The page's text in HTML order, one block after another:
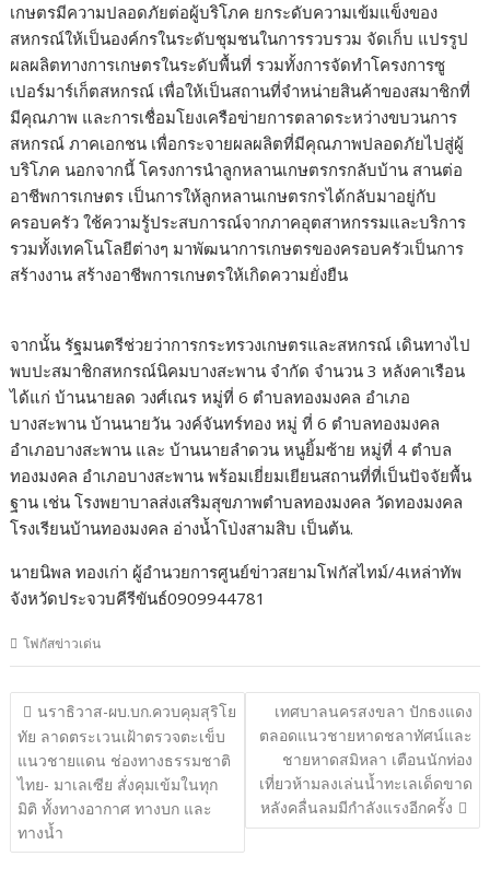
เกษตรมีความปลอดภัยต่อผู้บริโภค ยกระดับความเข้มแข็งของ
สหกรณ์ให้เป็นองค์กรในระดับชุมชนในการรวบรวม จัดเก็บ แปรรูป
ผลผลิตทางการเกษตรในระดับพื้นที่ รวมทั้งการจัดทำโครงการซู
เปอร์มาร์เก็ตสหกรณ์ เพื่อให้เป็นสถานที่จำหน่ายสินค้าของสมาชิกที่
มีคุณภาพ และการเชื่อมโยงเครือข่ายการตลาดระหว่างขบวนการ
สหกรณ์ ภาคเอกชน เพื่อกระจายผลผลิตที่มีคุณภาพปลอดภัยไปสู่ผู้
บริโภค นอกจากนี้ โครงการนำลูกหลานเกษตรกรกลับบ้าน สานต่อ
อาชีพการเกษตร เป็นการให้ลูกหลานเกษตรกรได้กลับมาอยู่กับ
ครอบครัว ใช้ความรู้ประสบการณ์จากภาคอุตสาหกรรมและบริการ
รวมทั้งเทคโนโลยีต่างๆ มาพัฒนาการเกษตรของครอบครัวเป็นการ
สร้างงาน สร้างอาชีพการเกษตรให้เกิดความยั่งยืน
จากนั้น รัฐมนตรีช่วยว่าการกระทรวงเกษตรและสหกรณ์ เดินทางไป
พบปะสมาชิกสหกรณ์นิคมบางสะพาน จำกัด จำนวน 3 หลังคาเรือน
ได้แก่ บ้านนายลด วงศ์เณร หมู่ที่ 6 ตำบลทองมงคล อำเภอ
บางสะพาน บ้านนายวัน วงค์จันทร์ทอง หมู่ ที่ 6 ตำบลทองมงคล
อำเภอบางสะพาน และ บ้านนายลำดวน หนูยิ้มซ้าย หมู่ที่ 4 ตำบล
ทองมงคล อำเภอบางสะพาน พร้อมเยี่ยมเยียนสถานที่ที่เป็นปัจจัยพื้น
ฐาน เช่น โรงพยาบาลส่งเสริมสุขภาพตำบลทองมงคล วัดทองมงคล
โรงเรียนบ้านทองมงคล อ่างน้ำโป่งสามสิบ เป็นต้น.
นายนิพล ทองเก่า ผู้อำนวยการศูนย์ข่าวสยามโฟกัสไทม์/4เหล่าทัพ
จังหวัดประจวบคีรีขันธ์0909944781
โฟกัสข่าวเด่น
แนะแนว
เรื่อง
นราธิวาส-ผบ.บก.ควบคุมสุริโย
ทัย ลาดตระเวนเฝ้าตรวจตะเข็บ
แนวชายแดน ช่องทางธรรมชาติ
ไทย- มาเลเซีย สั่งคุมเข้มในทุก
มิติ ทั้งทางอากาศ ทางบก และ
ทางน้ำ
เทศบาลนครสงขลา ปักธงแดง
ตลอดแนวชายหาดชลาทัศน์และ
ชายหาดสมิหลา เตือนนักท่อง
เที่ยวห้ามลงเล่นน้ำทะเลเด็ดขาด
หลังคลื่นลมมีกำลังแรงอีกครั้ง